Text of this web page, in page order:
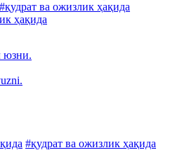
#қудрат ва ожизлик ҳақида
ҳақида
юзни.
#қудрат ва ожизлик ҳақида